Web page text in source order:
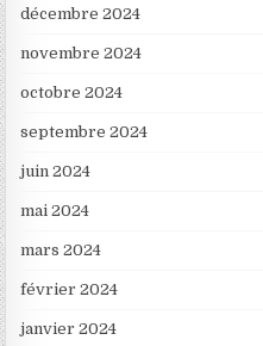
décembre 2024
novembre 2024
octobre 2024
septembre 2024
juin 2024
mai 2024
mars 2024
février 2024
janvier 2024